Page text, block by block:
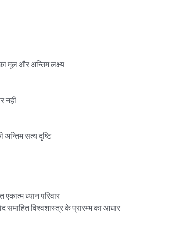
मूल और अन्तिम लक्ष्य
नहीं
अन्तिम सत्य दृष्टि
ध्यान परिवार
समाहित विश्वशास्त्र के प्रारम्भ का आधार